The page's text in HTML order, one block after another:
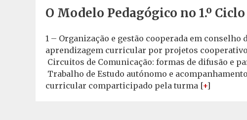
O Modelo Pedagógico no 1.º
1 – Organização e gestão cooperada em conselho
aprendizagem curricular por projetos
Circuitos de Comunicação: formas de difusão e
Trabalho de Estudo autónomo e
curricular comparticipado pela turma [+]